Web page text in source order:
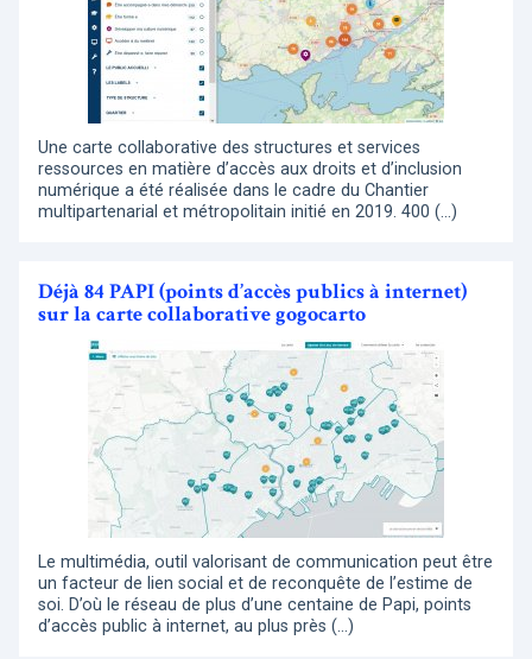
Une carte collaborative des structures et services
ressources en matière d’accès aux droits et d’inclusion
numérique a été réalisée dans le cadre du Chantier
multipartenarial et métropolitain initié en 2019. 400 (…)
Déjà 84 PAPI (points d’accès publics à internet)
sur la carte collaborative gogocarto
Le multimédia, outil valorisant de communication peut être
un facteur de lien social et de reconquête de l’estime de
soi. D’où le réseau de plus d’une centaine de Papi, points
d’accès public à internet, au plus près (…)